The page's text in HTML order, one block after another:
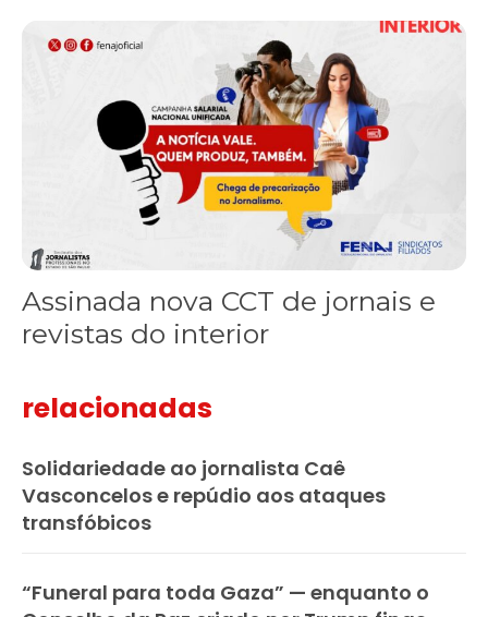
Assinada nova CCT de jornais e revistas do interior
Assinada nova CCT de jornais e
revistas do interior
relacionadas
Solidariedade ao jornalista Caê
Vasconcelos e repúdio aos ataques
transfóbicos
“Funeral para toda Gaza” — enquanto o